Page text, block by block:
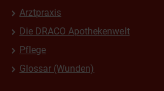
Arztpraxis
Die DRACO Apothekenwelt
Pflege
Glossar (Wunden)